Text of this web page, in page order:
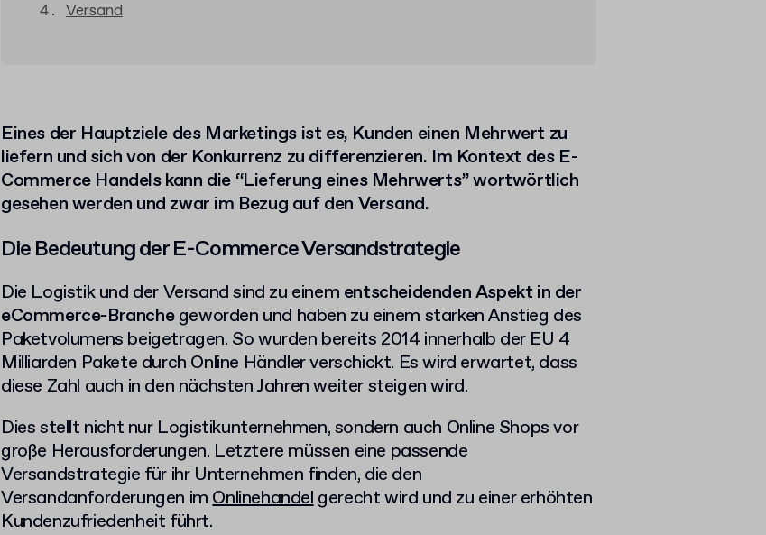
Versand
Eines der Hauptziele des Marketings ist es, Kunden einen Mehrwert zu
liefern und sich von der Konkurrenz zu differenzieren. Im Kontext des E-
Commerce Handels kann die “Lieferung eines Mehrwerts” wortwörtlich
gesehen werden und zwar im Bezug auf den Versand.
Die Bedeutung der E-Commerce Versandstrategie
Die Logistik und der Versand sind zu einem entscheidenden Aspekt in der
eCommerce-Branchegeworden und haben zu einem starken Anstieg des
Paketvolumens beigetragen. So wurden bereits 2014 innerhalb der EU 4
Milliarden Pakete durch Online Händler verschickt. Es wird erwartet, dass
diese Zahl auch in den nächsten Jahren weiter steigen wird.
Dies stellt nicht nur Logistikunternehmen, sondern auch Online Shops vor
große Herausforderungen. Letztere müssen eine passende
Versandstrategie für ihr Unternehmen finden, die den
Versandanforderungen imOnlinehandelgerecht wird und zu einer erhöhten
Kundenzufriedenheit führt.